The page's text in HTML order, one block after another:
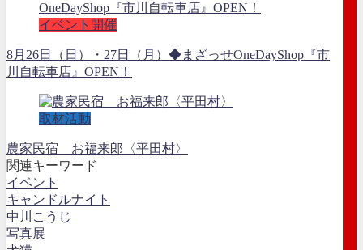
イベント開催
8月26日（日）・27日（月）◆まざっせOneDayShop『市
川自転車店』OPEN！
取材活動
農家民宿 お福来郎〈平田村〉
関連キーワード
イベント
キャンドルナイト
中川こうじ
写真展